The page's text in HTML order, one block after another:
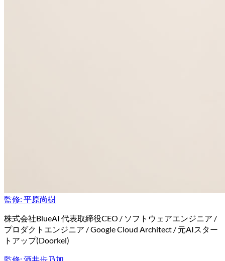
監修: 平原尚樹
株式会社BlueAI 代表取締役CEO / ソフトウェアエンジニア /
プロダクトエンジニア / Google Cloud Architect / 元AIスター
トアップ(Doorkel)